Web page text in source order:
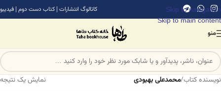
Skip to navigation
Skip to main content
کاتالوگ انتشارات | کتاب دست دوم | فیدیبو
منو
نویسنده کتاب/محمدعلی بهبودی
نمایش یک نتیجه